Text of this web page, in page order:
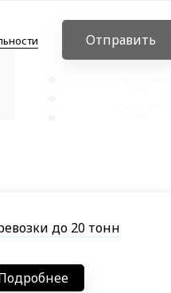
Отправить
до 20 тонн